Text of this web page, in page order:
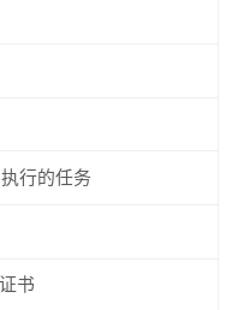
行的任务
书